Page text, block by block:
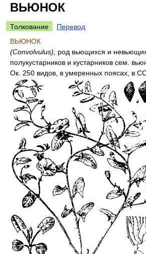
ВЬЮНОК
Толкование
Перевод
ВЬЮНОК
(Convolvulus), род вьющихся и
полукустарников и кустарников сем.
Ок. 250 видов, в умеренных поясах, в